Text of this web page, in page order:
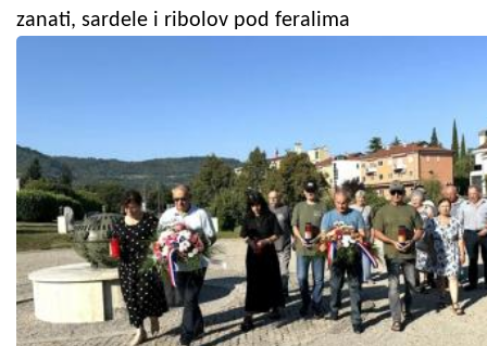
zanati, sardele i ribolov pod feralima